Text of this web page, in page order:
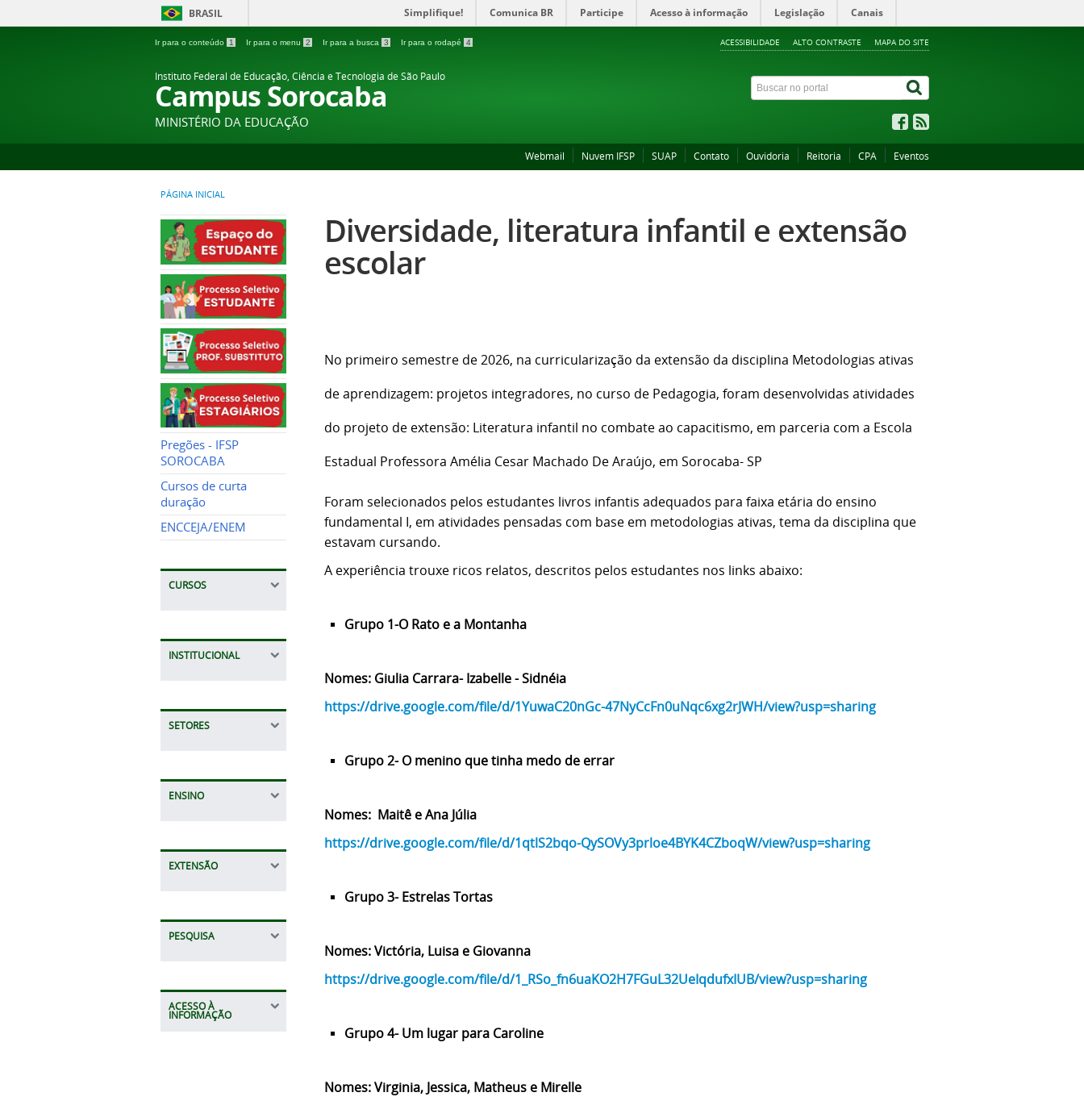
BRASIL Simplifique! Comunica BR Participe Acesso à informação Legislação Canais
Ir para o conteúdo 1 Ir para o menu 2 Ir para a busca 3 Ir para o rodapé 4 ACESSIBILIDADE ALTO CONTRASTE MAPA DO SITE
Instituto Federal de Educação, Ciência e Tecnologia de São Paulo
Campus Sorocaba
MINISTÉRIO DA EDUCAÇÃO
Webmail Nuvem IFSP SUAP Contato Ouvidoria Reitoria CPA Eventos
PÁGINA INICIAL
Pregões - IFSP
SOROCABA
Cursos de curta
duração
ENCCEJA/ENEM
CURSOS
INSTITUCIONAL
SETORES
ENSINO
EXTENSÃO
PESQUISA
ACESSO À
INFORMAÇÃO
Diversidade, literatura infantil e extensão
escolar
No primeiro semestre de 2026, na curricularização da extensão da disciplina Metodologias ativas
de aprendizagem: projetos integradores, no curso de Pedagogia, foram desenvolvidas atividades
do projeto de extensão: Literatura infantil no combate ao capacitismo, em parceria com a Escola
Estadual Professora Amélia Cesar Machado De Araújo, em Sorocaba- SP
Foram selecionados pelos estudantes livros infantis adequados para faixa etária do ensino
fundamental I, em atividades pensadas com base em metodologias ativas, tema da disciplina que
estavam cursando.
A experiência trouxe ricos relatos, descritos pelos estudantes nos links abaixo:
Grupo 1-O Rato e a Montanha
Nomes: Giulia Carrara- Izabelle - Sidnéia
https://drive.google.com/file/d/1YuwaC20nGc-47NyCcFn0uNqc6xg2rJWH/view?usp=sharing
Grupo 2- O menino que tinha medo de errar
Nomes: Maitê e Ana Júlia
https://drive.google.com/file/d/1qtlS2bqo-QySOVy3prloe4BYK4CZboqW/view?usp=sharing
Grupo 3- Estrelas Tortas
Nomes: Victória, Luisa e Giovanna
https://drive.google.com/file/d/1_RSo_fn6uaKO2H7FGuL32UeIqdufxIUB/view?usp=sharing
Grupo 4- Um lugar para Caroline
Nomes: Virginia, Jessica, Matheus e Mirelle